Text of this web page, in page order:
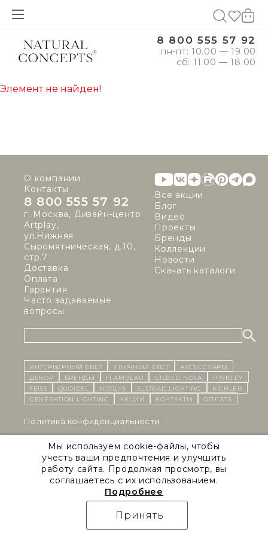
8 800 555 57 92
пн-пт: 10.00 — 19.00
сб: 11.00 — 18.00
Элемент не найден!
О компании
Контакты
8 800 555 57 92
г. Москва, Дизайн-центр
Artplay,
ул.Нижняя
Сыромятническая, д.10,
стр.7
Доставка
Оплата
Гарантия
Часто задаваемые
вопросы
Все акции
Блог
Видео
Проекты
Бренды
Коллекции
Новости
Скачать каталоги
ИНТЕРЬЕРНЫЙ СВЕТ уличный СВЕТ
Аксессуары
декор
бренды Flambeau Gilded Nola
Hinkley
Feiss
Quoizel Norlys Elstead Lighting
Kichler
Generation Lighting
Акции контакты Оплата
Политика конфиденциальности
Cоглашение на обработку персональных данных
Публичная оферта
Natural Concepts 2026 © Все права защищены
Мы используем cookie-файлы, чтобы
учесть ваши предпочтения и улучшить
работу сайта. Продолжая просмотр, вы
соглашаетесь с их использованием.
Подробнее
Принять